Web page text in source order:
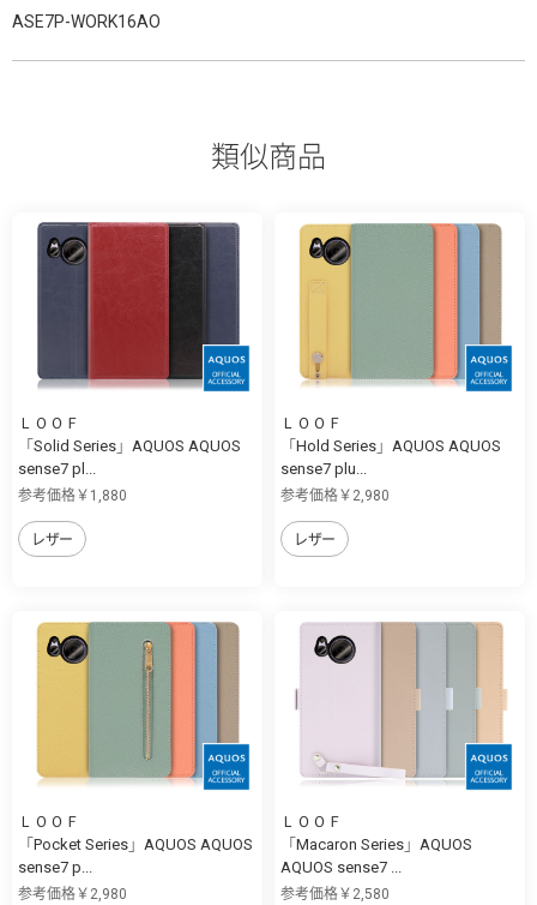
ASE7P-WORK16AO
類似商品
ＬＯＯＦ
「Solid Series」AQUOS AQUOS
sense7 pl...
参考価格￥1,880
レザー
ＬＯＯＦ
「Hold Series」AQUOS AQUOS
sense7 plu...
参考価格￥2,980
レザー
ＬＯＯＦ
「Pocket Series」AQUOS AQUOS
sense7 p...
参考価格￥2,980
ＬＯＯＦ
「Macaron Series」AQUOS
AQUOS sense7 ...
参考価格￥2,580